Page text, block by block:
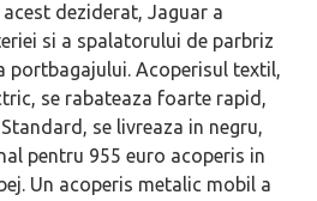
acest deziderat, Jaguar a
si a spalatorului de parbriz
portbagajului. Acoperisul textil,
se rabateaza foarte rapid,
se livreaza in negru,
pentru 955 euro acoperis in
Un acoperis metalic mobil a